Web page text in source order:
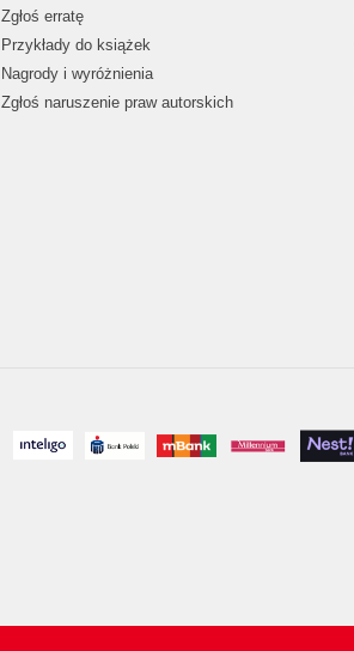
Zgłoś erratę
Przykłady do książek
Nagrody i wyróżnienia
Zgłoś naruszenie praw autorskich